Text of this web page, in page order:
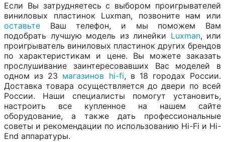
Если Вы затрудняетесь с выбором проигрывателей
виниловых пластинок Luxman, позвоните нам или
оставьте Ваш телефон, и мы поможем Вам
подобрать лучшую модель из линейки Luxman, или
проигрыватель виниловых пластинок других брендов
по характеристикам и цене. Вы можете заказать
прослушивание заинтересовавших Вас моделей в
одном из 23 магазинов hi-fi, в 18 городах России.
Доставка товара осуществляется до двери по всей
России. Наши специалисты помогут установить,
настроить все купленное на нашем сайте
оборудование, а также дать профессиональные
советы и рекомендации по использованию Hi-Fi и Hi-
End аппаратуры.